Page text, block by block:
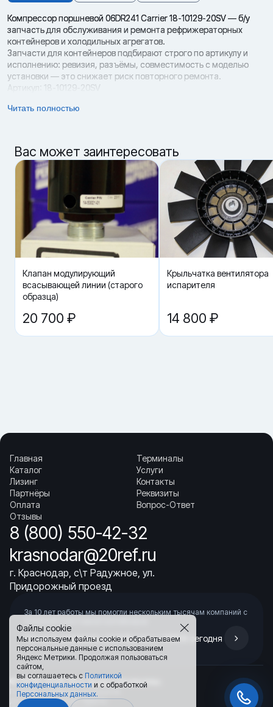
Файлы cookie
Мы используем файлы cookie и обрабатываем
персональные данные с использованием
Яндекс Метрики. Продолжая пользоваться
сайтом,
вы соглашаетесь с Политикой
конфиденциальности и с обработкой
Персональных данных.
Компрессор поршневой 06DR241 Carrier 18-10129-20SV — б/у
запчасть для обслуживания и ремонта рефрижераторных
контейнеров и холодильных агрегатов.
Запчасти для контейнеров подбирают строго по артикулу и
исполнению: ревизия, разъёмы, совместимость с моделью
установки — это снижает риск повторного ремонта.
Артикул: 18-10129-20SV
· Тип: компрессор — Тип влияет на производительность
совпадения номера высок риск несовместимости.
· Подбор: по артикулу и исполнению — Исполнение (ревизия/
разъёмы) снижает вероятность ошибки после замены.
· Совместимость: по модели агрегата и версии — Проверка
совместимости экономит время и снижает риск повторной
неисправности.
Что важно при подборе:
· совпадение артикула и версии (ревизии)
· совместимость с моделью холодильной установки
· тип разъёмов и схемы подключения
Где применяется:
· плановое обслуживание рефагрегата
· устранение ошибок и нестабильной работы
· восстановление узла по назначению детали
Купить «Компрессор поршневой 06DR241 Carrier 18-10129-20SV»
18-10129-20SV в Краснодаре?
Читать полностью
Вас может заинтересовать
Клапан модулирующий
всасывающей линии (старого
образца)
20 700 ₽
Крыльчатка вентилятора
испарителя
14 800 ₽
Главная
Каталог
Лизинг
Партнёры
Оплата
Отзывы
Терминалы
Услуги
Контакты
Реквизиты
Вопрос-Ответ
8 (800) 550-42-32
krasnodar@20ref.ru
г. Краснодар, с\т Радужное, ул.
Придорожный проезд
За 10 лет работы мы помогли нескольким тысячам компаний с
Начните развивать свой бизнес с 20РЕФ сегодня
© 2008–2026.Все права защищены.
Политика конфиденциальности
Договор публичной оферты